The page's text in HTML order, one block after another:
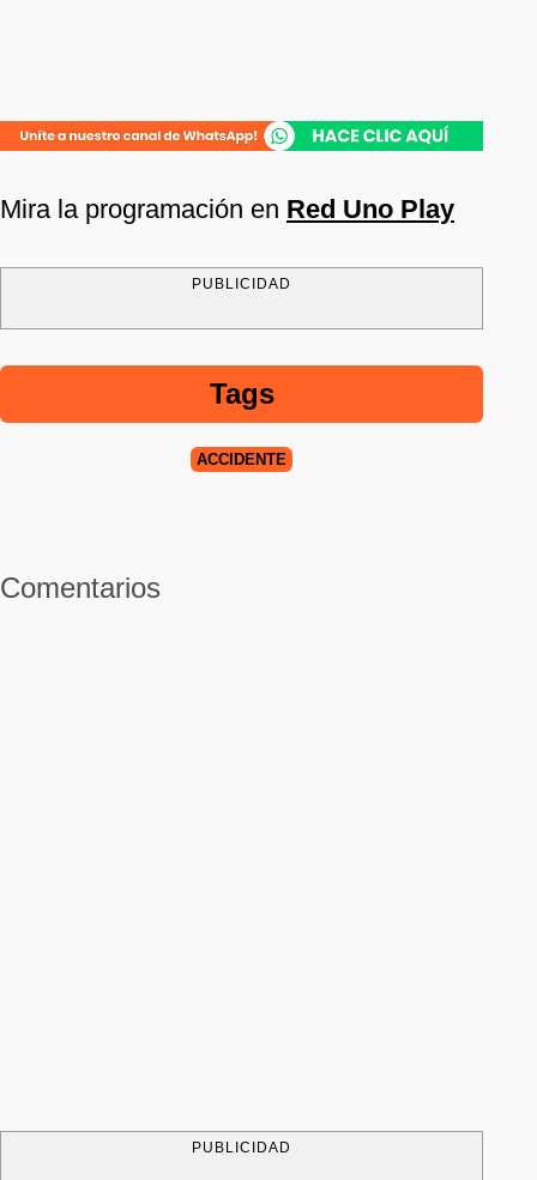
Mira la programación en Red Uno Play
PUBLICIDAD
Tags
ACCIDENTE
Comentarios
PUBLICIDAD